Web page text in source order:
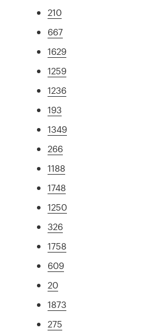
210
667
1629
1259
1236
193
1349
266
1188
1748
1250
326
1758
609
20
1873
275